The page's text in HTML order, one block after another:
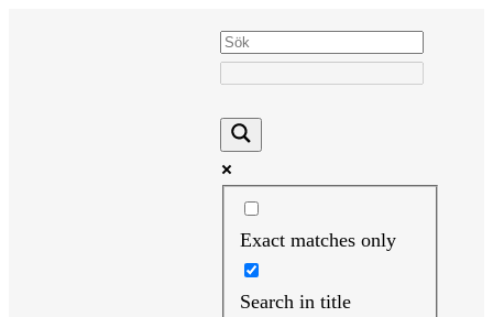
Exact matches only
Search in title